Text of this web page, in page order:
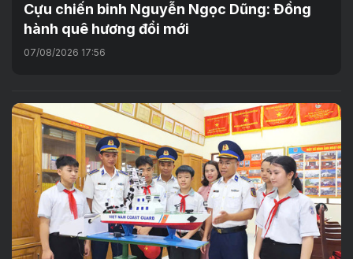
Cựu chiến binh Nguyễn Ngọc Dũng: Đồng
hành quê hương đổi mới
07/08/2026 17:56